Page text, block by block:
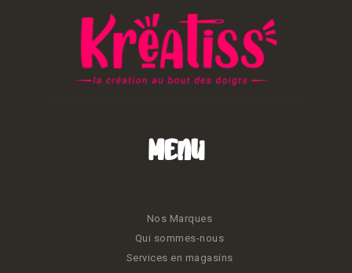
Menu
Nos Marques
Qui sommes-nous
Services en magasins